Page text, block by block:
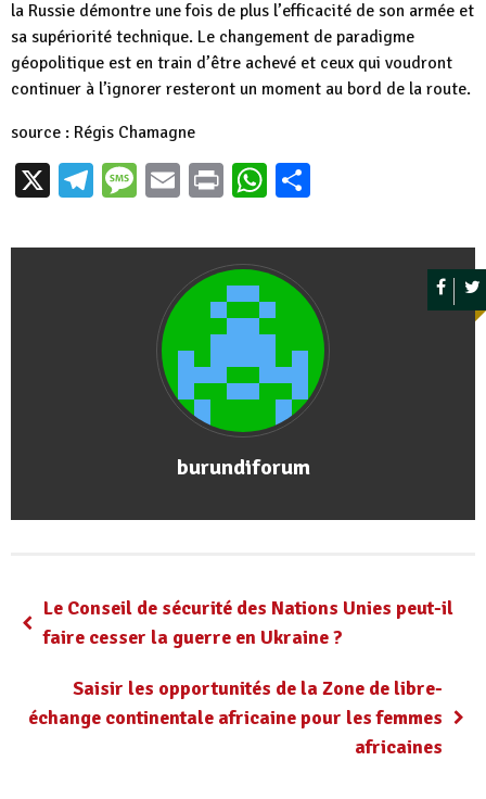
la Russie démontre une fois de plus l’efficacité de son armée et
sa supériorité technique. Le changement de paradigme
géopolitique est en train d’être achevé et ceux qui voudront
continuer à l’ignorer resteront un moment au bord de la route.
source : Régis Chamagne
X Telegram
Message
EmailPrintWhatsApp
burundiforum
Le Conseil de sécurité des Nations Unies peut-il
faire cesser la guerre en Ukraine ?
Saisir les opportunités de la Zone de libre-
échange continentale africaine pour les femmes
africaines